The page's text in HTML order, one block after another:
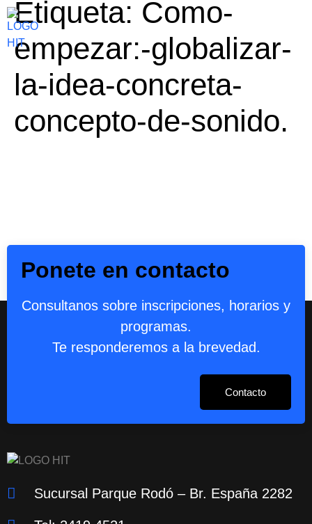
Etiqueta: Como-
empezar:-globalizar-
la-idea-concreta-
concepto-de-sonido.
Ponete en contacto
Consultanos sobre inscripciones, horarios y
programas.
Te responderemos a la brevedad.
Contacto
Sucursal Parque Rodó – Br. España 2282